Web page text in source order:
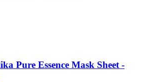
Pure Essence Mask Sheet -​